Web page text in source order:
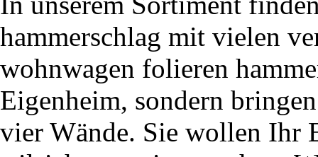
hammerschlag mit vielen
wohnwagen folieren
Eigenheim, sondern
vier Wände. Sie wollen Ihr